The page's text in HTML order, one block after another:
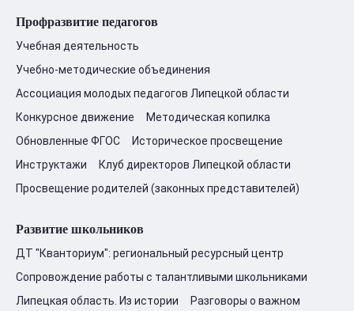
Профразвитие педагогов
Учебная деятельность
Учебно-методические объединения
Ассоциация молодых педагогов Липецкой области
Конкурсное движение
Методическая копилка
Обновленные ФГОС
Историческое просвещение
Инструктажи
Клуб директоров Липецкой области
Просвещение родителей (законных представителей)
Развитие школьников
ДТ "Кванториум": региональный ресурсный центр
Сопровождение работы с талантливыми школьниками
Липецкая область. Из истории
Разговоры о важном